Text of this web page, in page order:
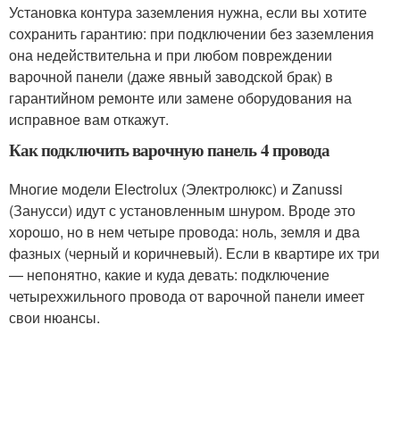
Установка контура заземления нужна, если вы хотите
сохранить гарантию: при подключении без заземления
она недействительна и при любом повреждении
варочной панели (даже явный заводской брак) в
гарантийном ремонте или замене оборудования на
исправное вам откажут.
Как подключить варочную панель 4 провода
Многие модели Electrolux (Электролюкс) и Zanussi
(Занусси) идут с установленным шнуром. Вроде это
хорошо, но в нем четыре провода: ноль, земля и два
фазных (черный и коричневый). Если в квартире их три
— непонятно, какие и куда девать: подключение
четырехжильного провода от варочной панели имеет
свои нюансы.